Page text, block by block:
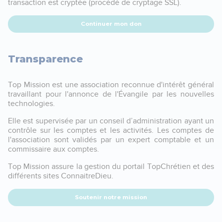
transaction est cryptée (procédé de cryptage SSL).
Continuer mon don
Transparence
Top Mission est une association reconnue d'intérêt général
travaillant pour l'annonce de l'Évangile par les nouvelles
technologies.
Elle est supervisée par un conseil d’administration ayant un
contrôle sur les comptes et les activités. Les comptes de
l'association sont validés par un expert comptable et un
commissaire aux comptes.
Top Mission assure la gestion du portail TopChrétien et des
différents sites ConnaitreDieu.
Soutenir notre mission